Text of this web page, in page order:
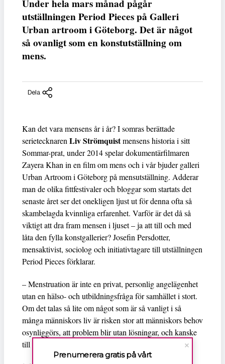
Under hela mars månad pågår
utställningen Period Pieces på Galleri
Urban artroom i Göteborg. Det är något
så ovanligt som en konstutställning om
mens.
Dela
Kan det vara mensens år i år? I somras berättade
serietecknaren Liv Strömquistmensens historia i sitt
Sommar-prat, under 2014 spelar dokumentärfilmaren
Zayera Khan in en film om mens och i vår bjuder galleri
Urban Artroom i Göteborg på mensutställning. Adderar
man de olika fittfestivaler och bloggar som startats det
senaste året ser det onekligen ljust ut för denna ofta så
skambelagda kvinnliga erfarenhet. Varför är det då så
viktigt att dra fram mensen i ljuset – ja att till och med
låta den fylla konstgallerier? Josefin Persdotter,
mensaktivist, sociolog och initiativtagare till utställningen
Period Pieces förklarar.
– Menstruation är inte en privat, personlig angelägenhet
utan en hälso- och utbildningsfråga för samhället i stort.
Om det talas så lite om något som är så vanligt i så
många människors liv är risken stor att människors behov
osynliggörs, att problem blir utan lösningar, och kanske
till och med att vi inte ens definierar problemen.
Prenumerera gratis på vårt